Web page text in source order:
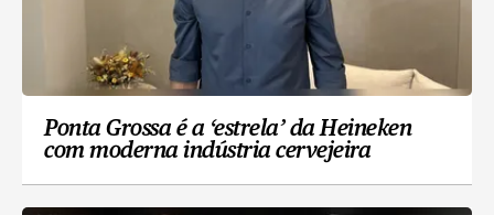
Ponta Grossa é a ‘estrela’ da Heineken
com moderna indústria cervejeira